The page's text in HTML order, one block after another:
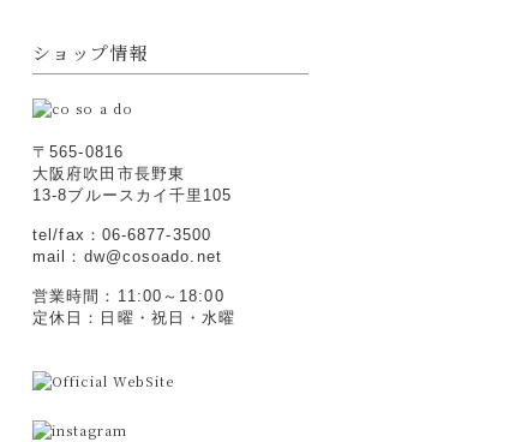
ショップ情報
〒565-0816
大阪府吹田市長野東
13-8ブルースカイ千里105
tel/fax：06-6877-3500
mail：dw@cosoado.net
営業時間：11:00～18:00
定休日：日曜・祝日・水曜